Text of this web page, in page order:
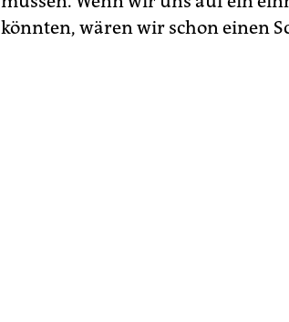
könnten, wären wir schon einen